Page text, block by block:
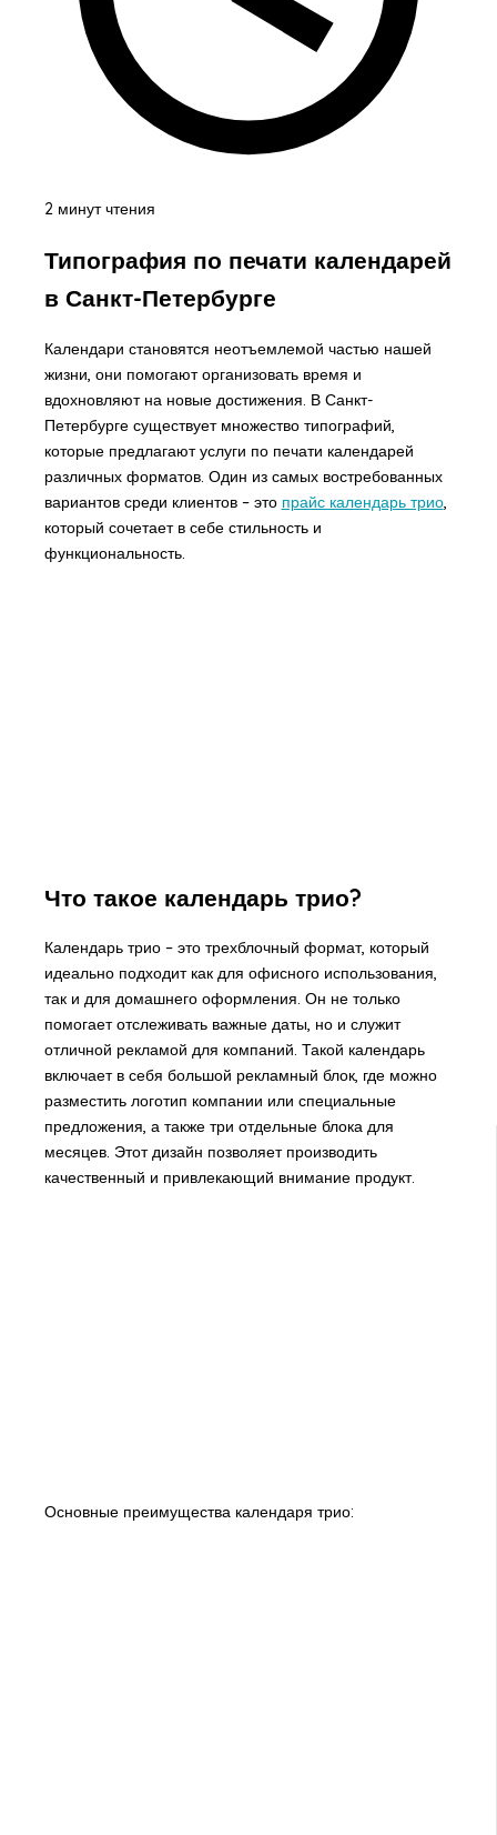
2 минут чтения
Типография по печати календарей
в Санкт-Петербурге
Календари становятся неотъемлемой частью нашей
жизни, они помогают организовать время и
вдохновляют на новые достижения. В Санкт-
Петербурге существует множество типографий,
которые предлагают услуги по печати календарей
различных форматов. Один из самых востребованных
вариантов среди клиентов – это прайс календарь трио,
который сочетает в себе стильность и
функциональность.
Что такое календарь трио?
Календарь трио – это трехблочный формат, который
идеально подходит как для офисного использования,
так и для домашнего оформления. Он не только
помогает отслеживать важные даты, но и служит
отличной рекламой для компаний. Такой календарь
включает в себя большой рекламный блок, где можно
разместить логотип компании или специальные
предложения, а также три отдельные блока для
месяцев. Этот дизайн позволяет производить
качественный и привлекающий внимание продукт.
Основные преимущества календаря трио: